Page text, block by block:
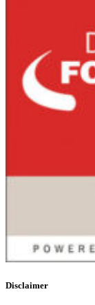
Disclaimer